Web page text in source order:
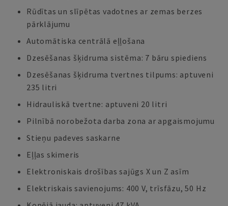
Rūdītas un slīpētas vadotnes ar zemas berzes
pārklājumu
Automātiska centrālā eļļošana
Dzesēšanas šķidruma sistēma: 7 bāru spiediens
Dzesēšanas šķidruma tvertnes tilpums: aptuveni
235 litri
Hidrauliskā tvertne: aptuveni 20 litri
Pilnībā norobežota darba zona ar apgaismojumu
Stieņu padeves saskarne
Eļļas skimeris
Elektroniskais drošības sajūgs X un Z asīm
Elektriskais savienojums: 400 V, trīsfāzu, 50 Hz